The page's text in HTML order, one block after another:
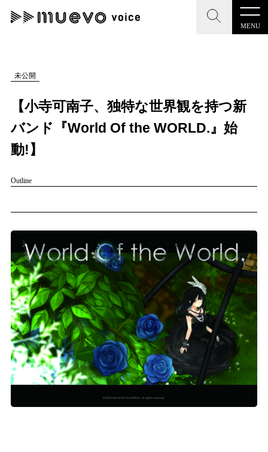
MENU
CLOSE
記事を検索する
#男性シンガー #HR/HM #女性シンガー
CLOSE
"読者の声を形にする”音楽特化メディア
記事一覧
会社概要
お問い合わせ
記事リクエスト
ログイン
LINK
muevoクラウドファンディング
未公開
【小寺可南子、独特な世界観を持つ新
バンド『World Of the WORLD.』始
動!】
Outline